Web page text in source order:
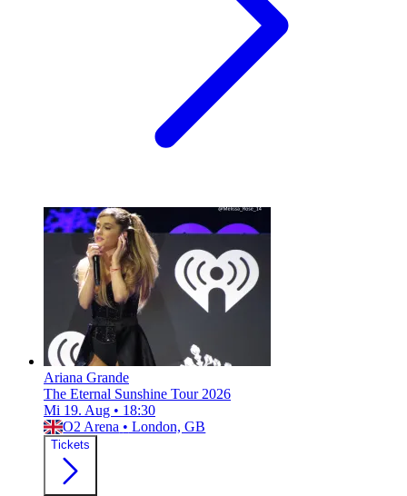
Ariana Grande
The Eternal Sunshine Tour 2026
Mi 19. Aug • 18:30
O2 Arena • London, GB
Tickets